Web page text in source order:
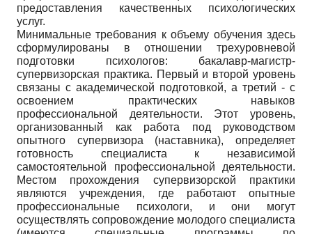
предоставления качественных психологических
услуг.
Минимальные требования к объему обучения здесь
сформулированы в отношении трехуровневой
подготовки психологов: бакалавр-магистр-
супервизорская практика. Первый и второй уровень
связаны с академической подготовкой, а третий - с
освоением практических навыков
профессиональной деятельности. Этот уровень,
организованный как работа под руководством
опытного супервизора (наставника), определяет
готовность специалиста к независимой
самостоятельной профессиональной деятельности.
Местом прохождения супервизорской практики
являются учреждения, где работают опытные
профессиональные психологи, и они могут
осуществлять сопровождение молодого специалиста